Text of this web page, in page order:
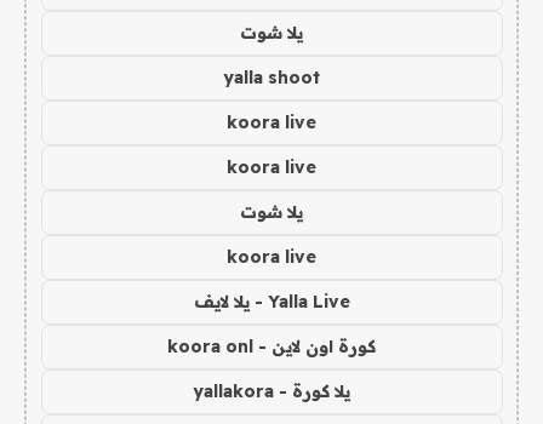
يلا شوت
yalla shoot
koora live
koora live
يلا شوت
koora live
Yalla Live - يلا لايف
كورة اون لاين - koora onl
يلا كورة - yallakora